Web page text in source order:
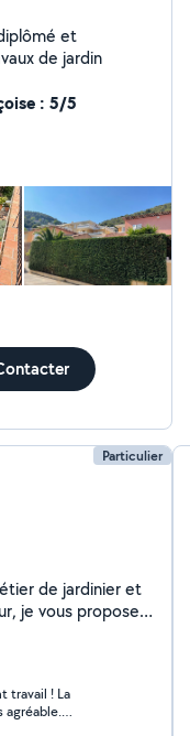
et
de jardin
: 5/5
Particulier
de jardinier et
je vous propose
travail ! La